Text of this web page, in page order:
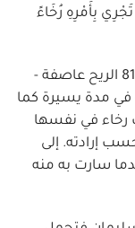
الرِّيحَ تَجْرِي بِأَمْرِهِ رُخَاءً
قال البيضاوي في تفسير سورة الأنبياء 21: 81 الريح عاصفة -
في مدة يسيرة كما
رخاء في نفسها
إرادته. إلى
سارت به منه